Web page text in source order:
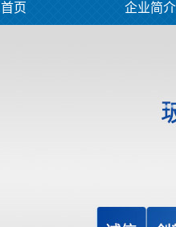
首页 企业简介